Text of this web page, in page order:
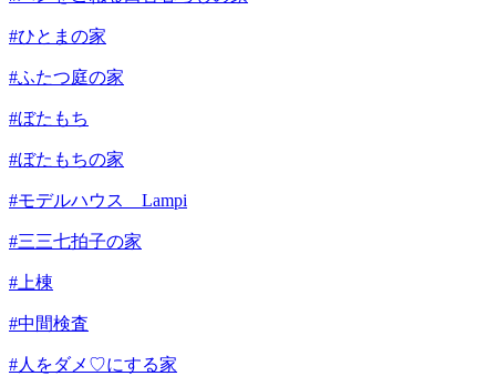
#ひとまの家
#ふたつ庭の家
#ぼたもち
#ぼたもちの家
#モデルハウス Lampi
#三三七拍子の家
#上棟
#中間検査
#人をダメ♡にする家